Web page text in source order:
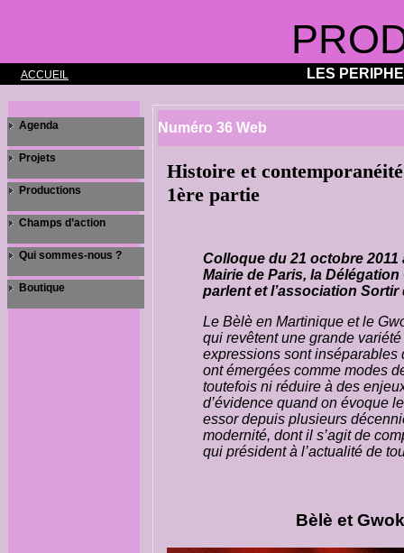
ACCUEIL LES
Numéro 36 Web
Histoire et
1ère partie
Colloque du 21 octobre 2011
Mairie de Paris, la
parlentet l’association Sortir
Le Bèlè en Martinique et le
qui revêtent une grande
expressions sont inséparables
ont émergées comme modes
toutefois ni réduire à des
d’évidence quand on évoque
essor depuis plusieurs
modernité, dont il s’agit de
qui président à l’actualité de
Bèlè et
Agenda
Projets
Productions
Champs d’action
Qui sommes-nous ?
Boutique